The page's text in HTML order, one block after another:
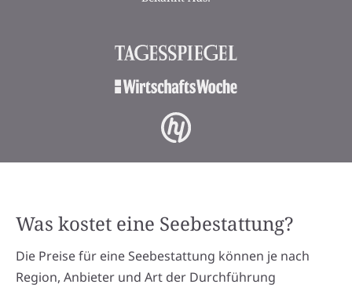
Was kostet eine Seebestattung?
Die Preise für eine Seebestattung können je nach
Region, Anbieter und Art der Durchführung